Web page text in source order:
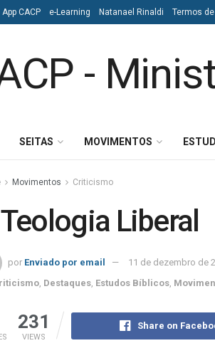
App CACP e-Learning Natanael Rinaldi Termos
SEITAS MOVIMENTOS
Movimentos Criticismo
Liberal
por Enviado por email
11 de dezembro de
Destaques Estudos Bíblicos
231
VIEWS
Share on